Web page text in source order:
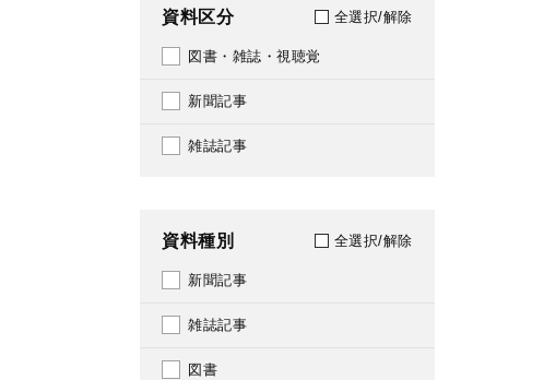
資料区分 全選択/解除
図書・雑誌・視聴覚
新聞記事
雑誌記事
資料種別 全選択/解除
新聞記事
雑誌記事
図書